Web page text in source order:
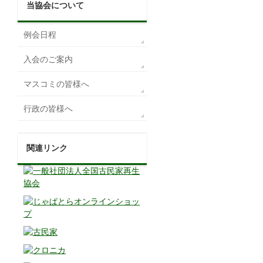
当協会について
例会日程
入会のご案内
マスコミの皆様へ
行政の皆様へ
関連リンク